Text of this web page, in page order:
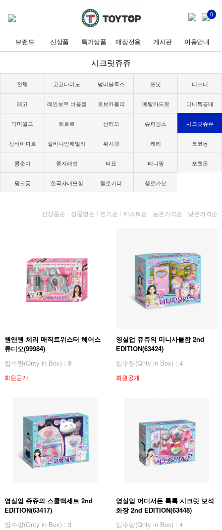
0
브랜드 신상품 특가상품 매장전용 게시판 이용안내
시크릿쥬쥬
전체 고고다이노 넘버블록스 또봇 디즈니
레고 레인보우 버블젬 로보카폴리 메탈카드봇 미니특공대
미미월드 뽀로로 산리오 슈퍼윙스 시크릿쥬쥬
신비아파트 실바니안패밀리 위시캣 캐리 코코몽
콩순이 콩지래빗 타요 티니핑 포켓몬
핑크퐁 한국사대모험 헬로키티 헬로카봇
신상품순 상품명순 인기순 베스트순 높은가격순 낮은가격순
원앤원 체리 매직트위스터 헤어스
튜디오(99984)
입수량(Qnty in Box) : 8
회원공개
영실업 쥬쥬의 미니사물함 2nd
EDITION(63424)
입수량(Qnty in Box) : 4
회원공개
영실업 쥬쥬의 스쿨백세트 2nd
EDITION(63417)
입수량(Qnty in Box) : 3
영실업 어디서든 톡톡 시크릿 보석
화장 2nd EDITION(63448)
입수량(Qnty in Box) : 4